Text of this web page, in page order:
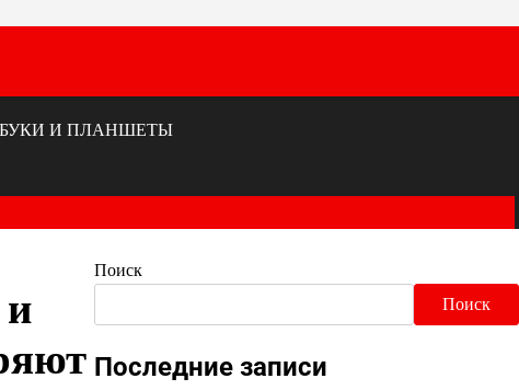
И ПЛАНШЕТЫ
Поиск
Поиск
Последние записи